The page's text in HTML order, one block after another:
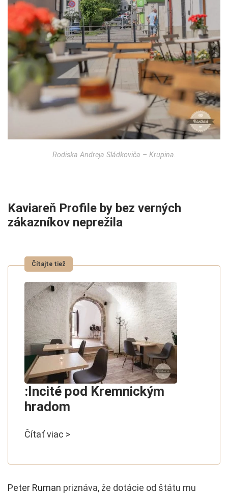
Rodiska Andreja Sládkoviča – Krupina.
Kaviareň Profile by bez verných
zákazníkov neprežila
:Incité pod Kremnickým
hradom
Čítať viac >
Peter Ruman priznáva, že dotácie od štátu mu